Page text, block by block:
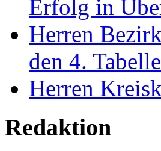
Erfolg in
Herren
den 4.
Herren
Redaktion